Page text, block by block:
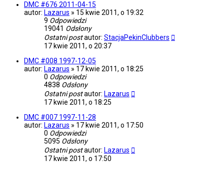
DMC #676 2011-04-15
autor: Lazarus » 15 kwie 2011, o 19:32
9 Odpowiedzi
19041 Odsłony
Ostatni postautor: StacjaPekinClubbers
17 kwie 2011, o 20:37
DMC #008 1997-12-05
autor: Lazarus » 17 kwie 2011, o 18:25
0 Odpowiedzi
4838 Odsłony
Ostatni postautor: Lazarus
17 kwie 2011, o 18:25
DMC #007 1997-11-28
autor: Lazarus » 17 kwie 2011, o 17:50
0 Odpowiedzi
5095 Odsłony
Ostatni postautor: Lazarus
17 kwie 2011, o 17:50